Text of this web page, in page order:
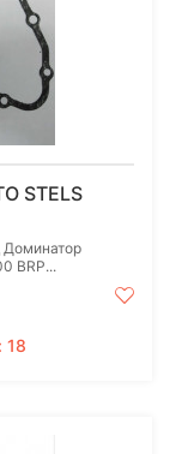
STELS
Доминатор
BRP...
18